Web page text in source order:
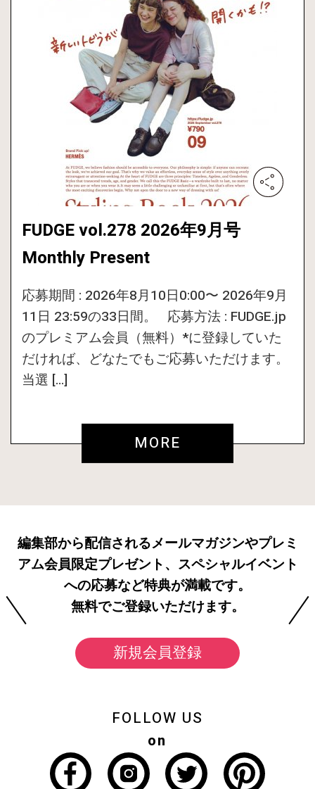
FUDGE vol.278 2026年9月号
Monthly Present
応募期間 : 2026年8月10日0:00〜 2026年9月
11日 23:59の33日間。 応募方法 : FUDGE.jp
のプレミアム会員（無料）*に登録していた
だければ、どなたでもご応募いただけます。
当選 […]
MORE
編集部から配信されるメールマガジンやプレミ
アム会員限定プレゼント、スペシャルイベント
への応募など特典が満載です。
無料でご登録いただけます。
新規会員登録
FOLLOW US
on